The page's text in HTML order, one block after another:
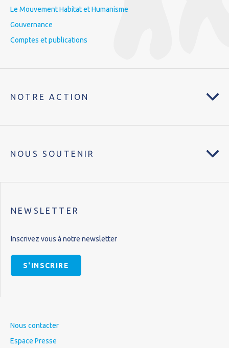
Le Mouvement Habitat et Humanisme
Gouvernance
Comptes et publications
NOTRE ACTION
NOUS SOUTENIR
NEWSLETTER
Inscrivez vous à notre newsletter
S'INSCRIRE
Nous contacter
Espace Presse